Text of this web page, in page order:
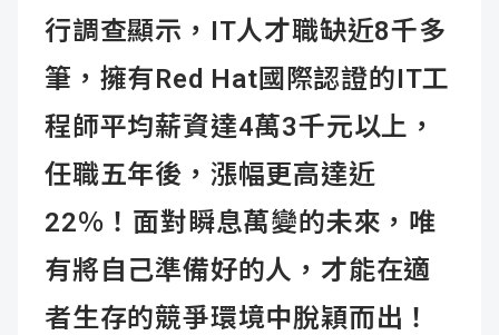
行調查顯示，IT人才職缺近8千多
筆，擁有Red Hat國際認證的IT工
程師平均薪資達4萬3千元以上，
任職五年後，漲幅更高達近
22％！面對瞬息萬變的未來，唯
有將自己準備好的人，才能在適
者生存的競爭環境中脫穎而出！